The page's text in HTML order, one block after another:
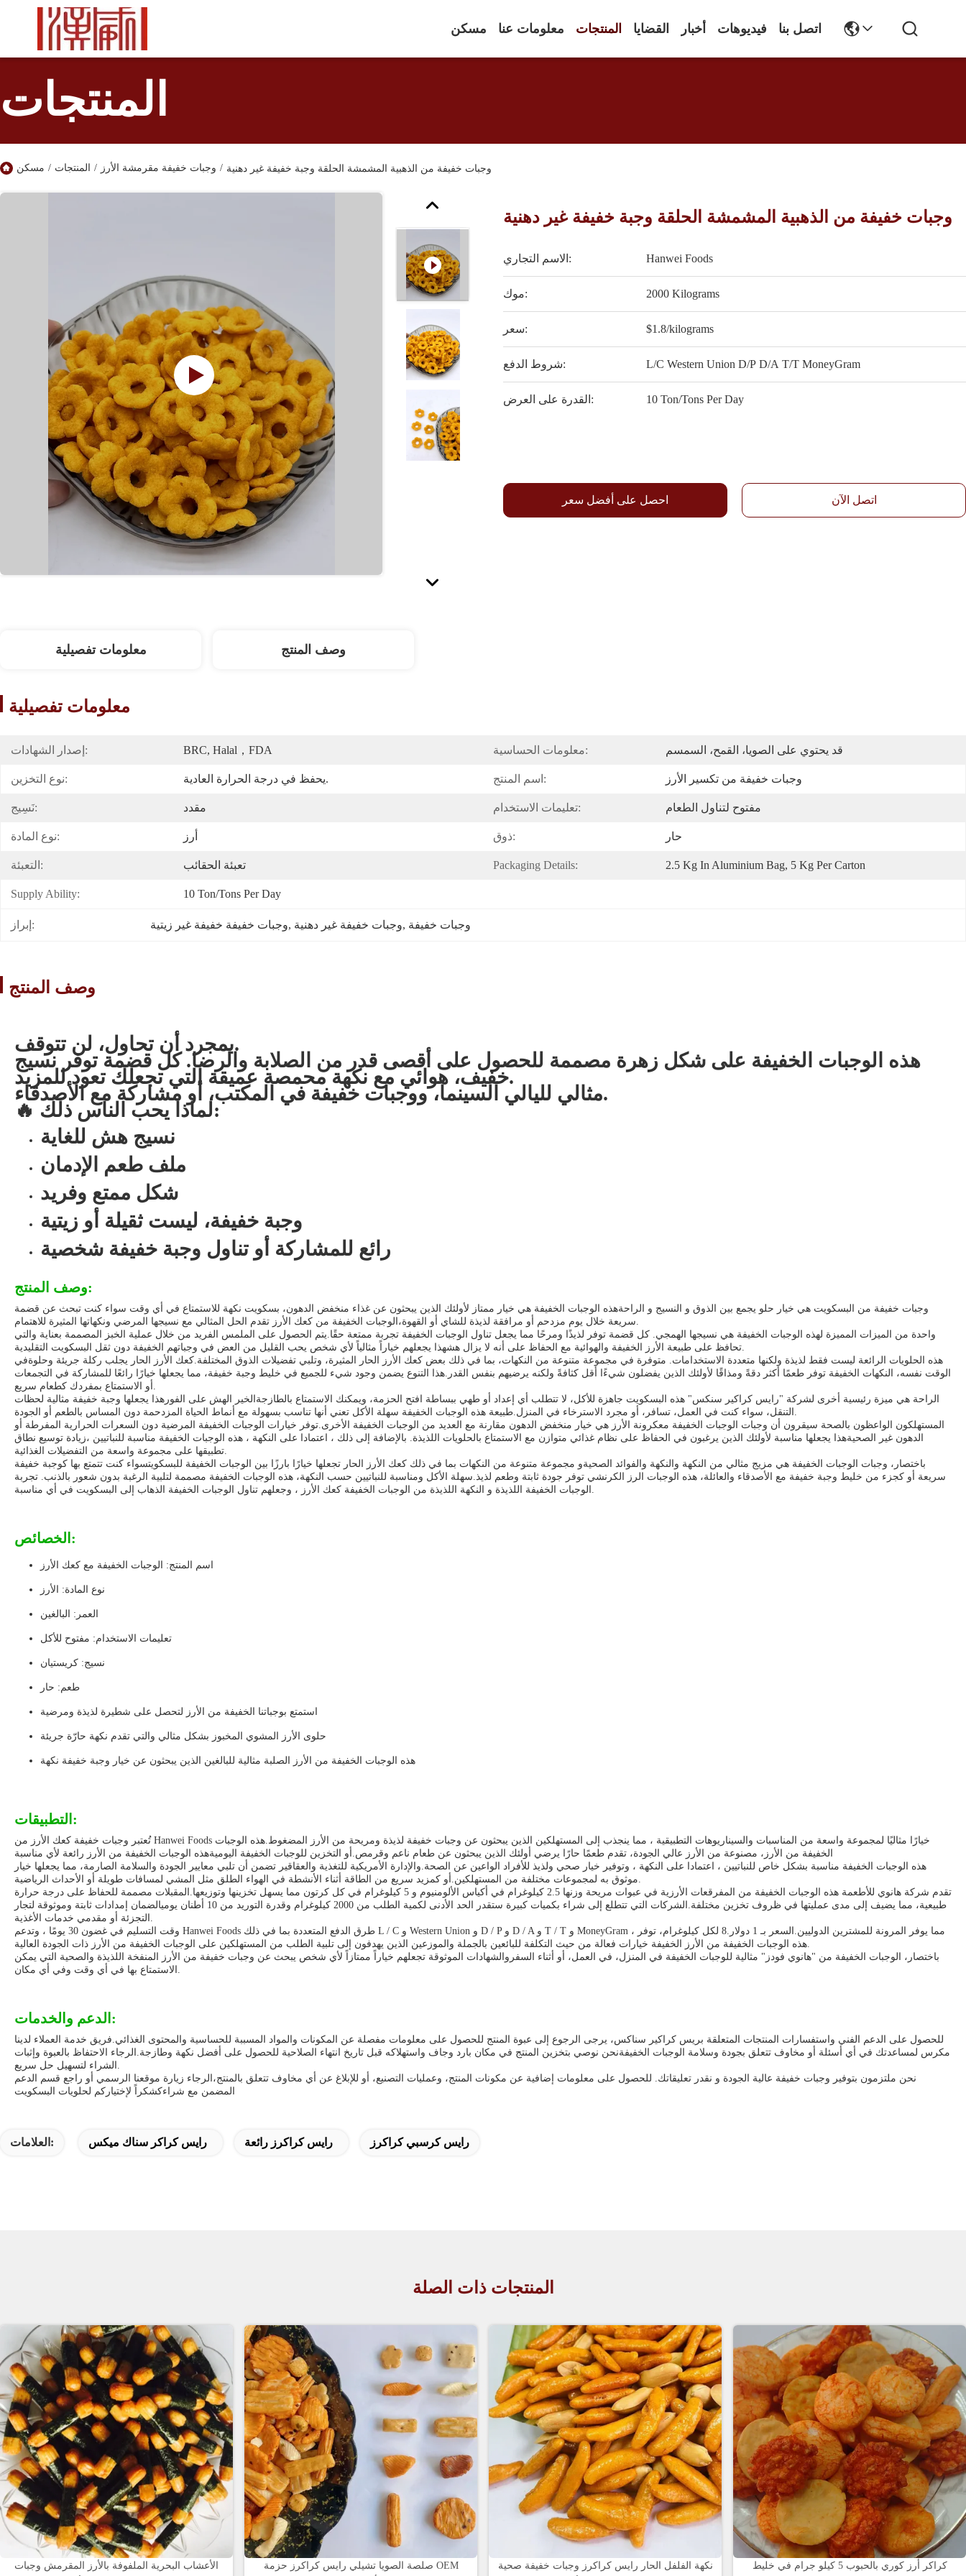
مسكن معلومات عنا المنتجات القضايا أخبار فيديوهات اتصل بنا
المنتجات
مسكن / المنتجات / وجبات خفيفة مقرمشة الأرز / وجبات خفيفة من الذهبية المشمشة الحلقة وجبة خفيفة غير دهنية
وجبات خفيفة من الذهبية المشمشة الحلقة وجبة خفيفة غير دهنية
الاسم التجاري: Hanwei Foods
موك: 2000 Kilograms
سعر: $1.8/kilograms
شروط الدفع: L/C Western Union D/P D/A T/T MoneyGram
القدرة على العرض: 10 Ton/Tons Per Day
احصل على أفضل سعر اتصل الآن
معلومات تفصيلية وصف المنتج
معلومات تفصيلية
إصدار الشهادات: BRC, Halal，FDA معلومات الحساسية: قد يحتوي على الصويا، القمح، السمسم
نوع التخزين: يحفظ في درجة الحرارة العادية. اسم المنتج: وجبات خفيفة من تكسير الأرز
نَسِيج: مقدد تعليمات الاستخدام: مفتوح لتناول الطعام
نوع المادة: أرز ذوق: حار
التعبئة: تعبئة الحقائب Packaging Details: 2.5 Kg In Aluminium Bag, 5 Kg Per Carton
Supply Ability: 10 Ton/Tons Per Day
إبراز: وجبات خفيفة خفيفة غير زيتية, وجبات خفيفة غير دهنية, وجبات خفيفة
وصف المنتج
بمجرد أن تحاول، لن تتوقف.
هذه الوجبات الخفيفة على شكل زهرة مصممة للحصول على أقصى قدر من الصلابة والرضا. كل قضمة توفر نسيج
خفيف، هوائي مع نكهة محمصة عميقة التي تجعلك تعود للمزيد.
مثالي لليالي السينما، ووجبات خفيفة في المكتب، أو مشاركة مع الأصدقاء.
🔥 لماذا يحب الناس ذلك:
نسيج هش للغاية
ملف طعم الإدمان
شكل ممتع وفريد
وجبة خفيفة، ليست ثقيلة أو زيتية
رائع للمشاركة أو تناول وجبة خفيفة شخصية
وصف المنتج:
وجبات خفيفة من البسكويت هي خيار حلو يجمع بين الذوق و النسيج و الراحةهذه الوجبات الخفيفة هي خيار ممتاز لأولئك الذين يبحثون عن غذاء منخفض الدهون، بسكويت نكهة للاستمتاع في أي وقت سواء كنت تبحث عن قضمة
سريعة خلال يوم مزدحم أو مرافقة لذيذة للشاي أو القهوة،الوجبات الخفيفة من كعك الأرز تقدم الحل المثالي مع نسيجها المرضي ونكهاتها المثيرة للاهتمام.
واحدة من الميزات المميزة لهذه الوجبات الخفيفة هي نسيجها الهمجي. كل قضمة توفر لذيذًا ومرحًا مما يجعل تناول الوجبات الخفيفة تجربة ممتعة حقًا.يتم الحصول على الملمس الفريد من خلال عملية الخبز المصممة بعناية والتي
تحافظ على طبيعة الأرز الخفيفة والهوائية مع الحفاظ على أنه لا يزال هشهذا يجعلهم خياراً مثالياً لأي شخص يحب القليل من العض في وجباتهم الخفيفة دون ثقل البسكويت التقليدية.
هذه الحلويات الرائعة ليست فقط لذيذة ولكنها متعددة الاستخدامات. متوفرة في مجموعة متنوعة من النكهات، بما في ذلك بعض كعك الأرز الحار المثيرة، وتلبي تفضيلات الذوق المختلفة.كعك الأرز الحار يجلب ركلة جريئة وحلوةفي
الوقت نفسه، النكهات الخفيفة توفر طعمًا أكثر دقةً ومذاقًا لأولئك الذين يفضلون شيءًا أقل كثافةً ولكنه يرضيهم بنفس القدر.هذا التنوع يضمن وجود شيء للجميع في خليط وجبة خفيفة، مما يجعلها خيارًا رائعًا للمشاركة في التجمعات
أو الاستمتاع بمفردك كطعام سريع.
الراحة هي ميزة رئيسية أخرى لشركة "رايس كراكير سنكس" هذه البسكويت جاهزة للأكل، لا تتطلب أي إعداد أو طهي ببساطة افتح الحزمة، ويمكنك الاستمتاع بالطازجةالخير الهش على الفورهذا يجعلها وجبة خفيفة مثالية لحظات
التنقل، سواء كنت في العمل، تسافر، أو مجرد الاسترخاء في المنزل.طبيعة هذه الوجبات الخفيفة سهلة الأكل تعني أنها تناسب بسهولة مع أنماط الحياة المزدحمة دون المساس بالطعم أو الجودة.
المستهلكون الواعظون بالصحة سيقرون أن وجبات الوجبات الخفيفة معكرونة الأرز هي خيار منخفض الدهون مقارنة مع العديد من الوجبات الخفيفة الأخرى.توفر خيارات الوجبات الخفيفة المرضية دون السعرات الحرارية المفرطة أو
الدهون غير الصحيةهذا يجعلها مناسبة لأولئك الذين يرغبون في الحفاظ على نظام غذائي متوازن مع الاستمتاع بالحلويات اللذيذة. بالإضافة إلى ذلك ، اعتمادا على النكهة ، هذه الوجبات الخفيفة مناسبة للنباتيين ،زيادة توسيع نطاق
تطبيقها على مجموعة واسعة من التفضيلات الغذائية.
باختصار، وجبات الوجبات الخفيفة هي مزيج مثالي من النكهة والنكهة والفوائد الصحيةو مجموعة متنوعة من النكهات بما في ذلك كعك الأرز الحار تجعلها خيارًا بارزًا بين الوجبات الخفيفة للبسكويتسواء كنت تتمتع بها كوجبة خفيفة
سريعة أو كجزء من خليط وجبة خفيفة مع الأصدقاء والعائلة، هذه الوجبات الرز الكرنشي توفر جودة ثابتة وطعم لذيذ.سهلة الأكل ومناسبة للنباتيين حسب النكهة، هذه الوجبات الخفيفة مصممة لتلبية الرغبة بدون شعور بالذنب. تجربة
الوجبات الخفيفة اللذيذة و النكهة اللذيذة من الوجبات الخفيفة كعك الأرز ، وجعلهم تناول الوجبات الخفيفة الذهاب إلى البسكويت في أي مناسبة.
الخصائص:
اسم المنتج: الوجبات الخفيفة مع كعك الأرز
نوع المادة: الأرز
العمر: البالغين
تعليمات الاستخدام: مفتوح للأكل
نسيج: كريستيان
طعم: حار
استمتع بوجباتنا الخفيفة من الأرز لتحصل على شطيرة لذيذة ومرضية
حلوى الأرز المشوي المخبوز بشكل مثالي والتي تقدم نكهة حارّة جريئة
هذه الوجبات الخفيفة من الأرز الصلبة مثالية للبالغين الذين يبحثون عن خيار وجبة خفيفة نكهة
التطبيقات:
تُعتبر وجبات خفيفة كعك الأرز من Hanwei Foods خيارًا مثاليًا لمجموعة واسعة من المناسبات والسيناريوهات التطبيقية ، مما ينجذب إلى المستهلكين الذين يبحثون عن وجبات خفيفة لذيذة ومريحة من الأرز المضغوط.هذه الوجبات
الخفيفة من الأرز، مصنوعة من الأرز عالي الجودة، تقدم طعمًا حارًا يرضي أولئك الذين يبحثون عن طعام ناعم وقرمص.أو التخزين للوجبات الخفيفة اليوميةهذه الوجبات الخفيفة من الأرز رائعة لأي مناسبة
هذه الوجبات الخفيفة مناسبة بشكل خاص للنباتيين ، اعتمادا على النكهة ، وتوفير خيار صحي ولذيذ للأفراد الواعين عن الصحة.والإدارة الأمريكية للتغذية والعقاقير تضمن أن تلبي معايير الجودة والسلامة الصارمة، مما يجعلها خيار
موثوق به لمجموعات مختلفة من المستهلكين.أو كمزيد سريع من الطاقة أثناء الأنشطة في الهواء الطلق مثل المشي لمسافات طويلة أو الأحداث الرياضية.
تقدم شركة هانوي للأطعمة هذه الوجبات الخفيفة من المفرقعات الأرزية في عبوات مريحة وزنها 2.5 كيلوغرام في أكياس الألومنيوم و 5 كيلوغرام في كل كرتون مما يسهل تخزينها وتوزيعها.المقبلات مصممة للحفاظ على درجة حرارة
طبيعية، مما يضيف إلى مدى عمليتها في ظروف تخزين مختلفة.الشركات التي تتطلع إلى شراء بكميات كبيرة ستقدر الحد الأدنى لكمية الطلب من 2000 كيلوغرام وقدرة التوريد من 10 أطنان يوميالضمان إمدادات ثابتة وموثوقة لتجار
التجزئة أو مقدمي خدمات الأغذية.
وقت التسليم في غضون 30 يومًا ، وتدعم Hanwei Foods طرق الدفع المتعددة بما في ذلك L / C و Western Union و D / P و D / A و T / T و MoneyGram ، مما يوفر المرونة للمشترين الدوليين.السعر بـ 1 دولار.8 لكل كيلوغرام، توفر
هذه الوجبات الخفيفة من الأرز الخفيفة خيارات فعالة من حيث التكلفة للبائعين بالجملة والموزعين الذين يهدفون إلى تلبية الطلب من المستهلكين على الوجبات الخفيفة من الأرز ذات الجودة العالية.
باختصار، الوجبات الخفيفة من "هانوي فودز" مثالية للوجبات الخفيفة في المنزل، في العمل، أو أثناء السفروالشهادات الموثوقة تجعلهم خياراً ممتازاً لأي شخص يبحث عن وجبات خفيفة من الأرز المنفخة اللذيذة والصحية التي يمكن
الاستمتاع بها في أي وقت وفي أي مكان.
الدعم والخدمات:
للحصول على الدعم الفني واستفسارات المنتجات المتعلقة بريس كراكير سناكس، يرجى الرجوع إلى عبوة المنتج للحصول على معلومات مفصلة عن المكونات والمواد المسببة للحساسية والمحتوى الغذائي.فريق خدمة العملاء لدينا
مكرس لمساعدتك في أي أسئلة أو مخاوف تتعلق بجودة وسلامة الوجبات الخفيفةنحن نوصي بتخزين المنتج في مكان بارد وجاف واستهلاكه قبل تاريخ انتهاء الصلاحية للحصول على أفضل نكهة وطازجة.الرجاء الاحتفاظ بالعبوة وإثبات
الشراء لتسهيل حل سريع.
نحن ملتزمون بتوفير وجبات خفيفة عالية الجودة و نقدر تعليقاتك. للحصول على معلومات إضافية عن مكونات المنتج، وعمليات التصنيع، أو للإبلاغ عن أي مخاوف تتعلق بالمنتج،الرجاء زيارة موقعنا الرسمي أو راجع قسم الدعم
المضمن مع شراءكشكراً لإختياركم لحلويات البسكويت
العلامات: رايس كراكر سناك ميكس رايس كراكرز رائعة رايس كرسبي كراكرز
المنتجات ذات الصلة
الأعشاب البحرية الملفوفة بالأرز المقرمش وجبات صلصة الصويا تشيلي رايس كراكرز حزمة OEM نكهة الفلفل الحار رايس كراكرز وجبات خفيفة صحية كراكر أرز كوري بالحبوب 5 كيلو جرام في خليط